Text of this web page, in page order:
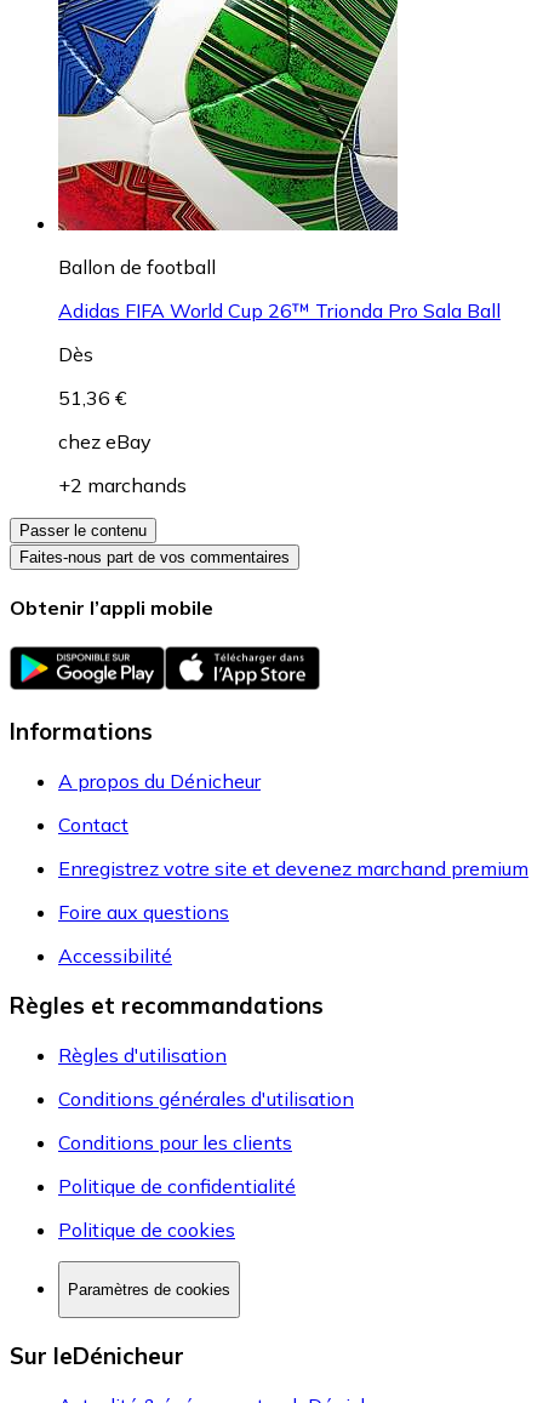
Ballon de football
Adidas FIFA World Cup 26™ Trionda Pro Sala Ball
Dès
51,36 €
chez eBay
+2 marchands
Passer le contenu
Faites-nous part de vos commentaires
Obtenir l’appli mobile
Informations
A propos du Dénicheur
Contact
Enregistrez votre site et devenez marchand premium
Foire aux questions
Accessibilité
Règles et recommandations
Règles d'utilisation
Conditions générales d'utilisation
Conditions pour les clients
Politique de confidentialité
Politique de cookies
Paramètres de cookies
Sur leDénicheur